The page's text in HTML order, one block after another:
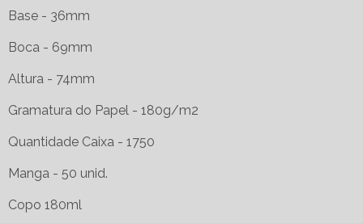
Base - 36mm
Boca - 69mm
Altura - 74mm
Gramatura do Papel - 180g/m2
Quantidade Caixa - 1750
Manga - 50 unid.
Copo 180ml